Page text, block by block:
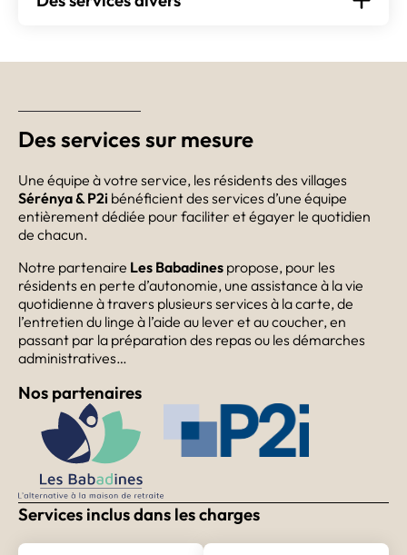
Des services sur mesure
Une équipe à votre service, les résidents des villages
Sérénya & P2i bénéficient des services d’une équipe
entièrement dédiée pour faciliter et égayer le quotidien
de chacun.
Notre partenaire Les Babadines propose, pour les
résidents en perte d’autonomie, une assistance à la vie
quotidienne à travers plusieurs services à la carte, de
l’entretien du linge à l’aide au lever et au coucher, en
passant par la préparation des repas ou les démarches
administratives…
Nos partenaires
Services inclus dans les charges